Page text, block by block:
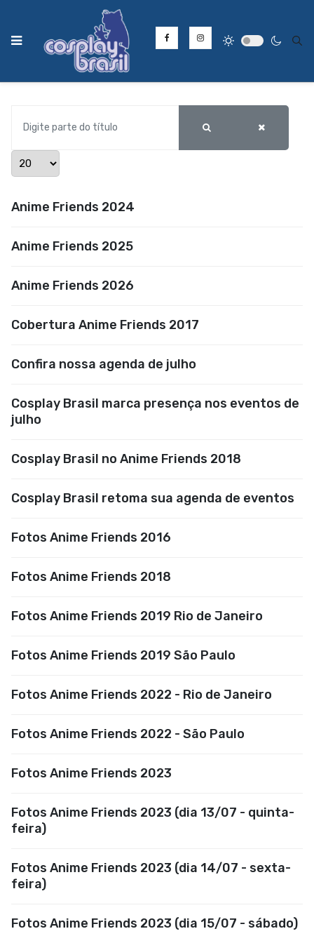
Mostrar #
Anime Friends 2024
Anime Friends 2025
Anime Friends 2026
Cobertura Anime Friends 2017
Confira nossa agenda de julho
Cosplay Brasil marca presença nos eventos de
julho
Cosplay Brasil no Anime Friends 2018
Cosplay Brasil retoma sua agenda de eventos
Fotos Anime Friends 2016
Fotos Anime Friends 2018
Fotos Anime Friends 2019 Rio de Janeiro
Fotos Anime Friends 2019 São Paulo
Fotos Anime Friends 2022 - Rio de Janeiro
Fotos Anime Friends 2022 - São Paulo
Fotos Anime Friends 2023
Fotos Anime Friends 2023 (dia 13/07 - quinta-
feira)
Fotos Anime Friends 2023 (dia 14/07 - sexta-
feira)
Fotos Anime Friends 2023 (dia 15/07 - sábado)